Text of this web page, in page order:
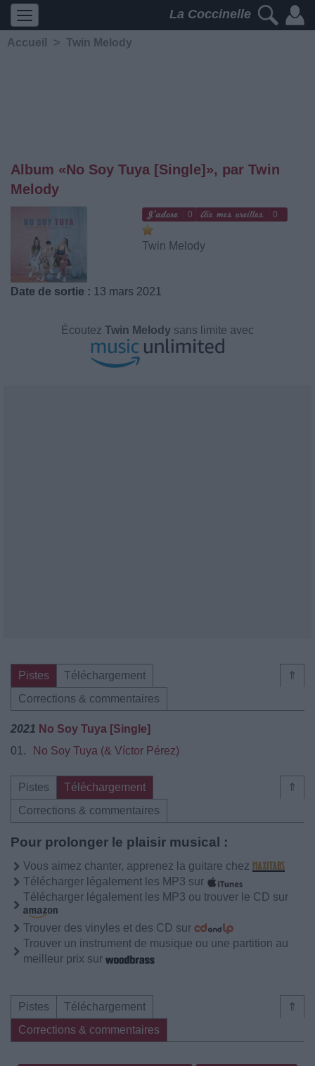
La Coccinelle
Accueil > Twin Melody
Album «No Soy Tuya [Single]», par Twin
Melody
0 0
Twin Melody
Date de sortie : 13 mars 2021
Écoutez Twin Melody sans limite avec
⇑
Pistes
Téléchargement
Corrections & commentaires
2021 No Soy Tuya [Single]
01.
No Soy Tuya (& Víctor Pérez)
⇑
Pistes
Téléchargement
Corrections & commentaires
Pour prolonger le plaisir musical :
Vous aimez chanter, apprenez la guitare chez
Télécharger légalement les MP3 sur
Télécharger légalement les MP3 ou trouver le CD sur
Trouver des vinyles et des CD sur
Trouver un instrument de musique ou une partition au
meilleur prix sur
⇑
Pistes
Téléchargement
Corrections & commentaires